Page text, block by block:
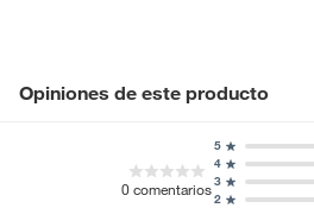
Opiniones de este producto
0comentarios
2
3
4
5